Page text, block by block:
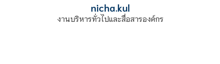
nicha.kul
งานบริหารทั่วไปและสื่อสารองค์กร